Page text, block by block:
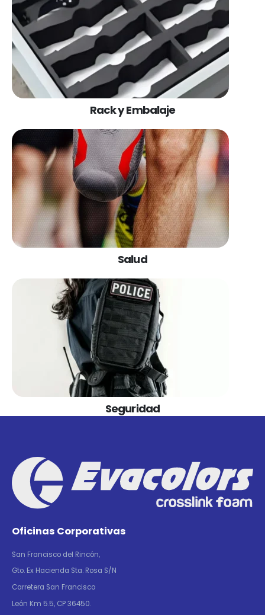
Rack y Embalaje
Salud
Seguridad
Oficinas Corporativas
San Francisco del Rincón,
Gto. Ex Hacienda Sta. Rosa S/N
Carretera San Francisco
León Km 5.5, CP 36450.